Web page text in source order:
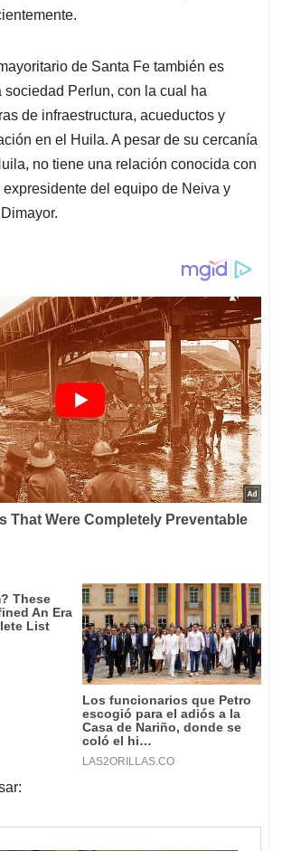
de Santa Fe también es
sociedad Perlun, con la cual ha
de infraestructura, acueductos y
en el Huila. A pesar de su cercanía
no tiene una relación conocida con
del equipo de Neiva y